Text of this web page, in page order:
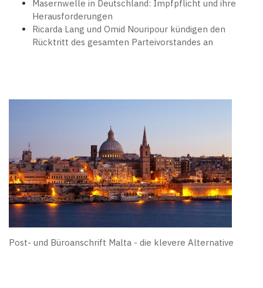
Masernwelle in Deutschland: Impfpflicht und ihre
Herausforderungen
Ricarda Lang und Omid Nouripour kündigen den
Rücktritt des gesamten Parteivorstandes an
Post- und Büroanschrift Malta - die klevere Alternative